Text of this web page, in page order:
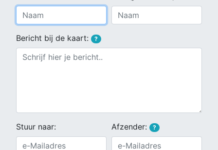
Bericht bij de kaart: ?
Stuur naar: Afzender: ?